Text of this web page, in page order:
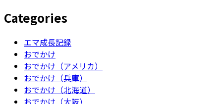
Categories
エマ成長記録
おでかけ
おでかけ（アメリカ）
おでかけ（兵庫）
おでかけ（北海道）
おでかけ（大阪）